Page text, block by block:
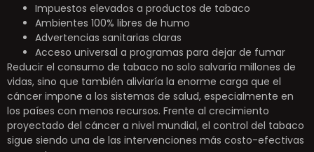
Impuestos elevados a productos de tabaco
Ambientes 100% libres de humo
Advertencias sanitarias claras
Acceso universal a programas para dejar de fumar
Reducir el consumo de tabaco no solo salvaría millones de
vidas, sino que también aliviaría la enorme carga que el
cáncer impone a los sistemas de salud, especialmente en
los países con menos recursos. Frente al crecimiento
proyectado del cáncer a nivel mundial, el control del tabaco
sigue siendo una de las intervenciones más costo-efectivas